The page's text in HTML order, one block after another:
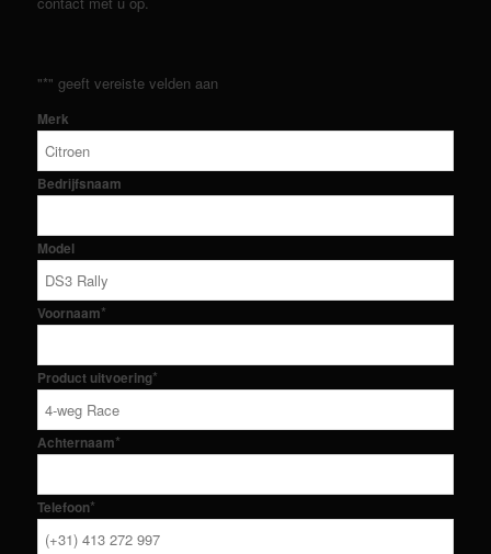
"*" geeft vereiste velden aan
Merk
Bedrijfsnaam
Model
Voornaam*
Product uitvoering*
Achternaam*
Telefoon*